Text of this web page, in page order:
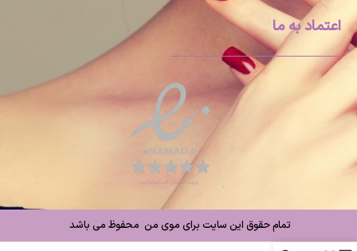
اعتماد به ما
تمام حقوق این سایت برای موی من محفوظ می باشد